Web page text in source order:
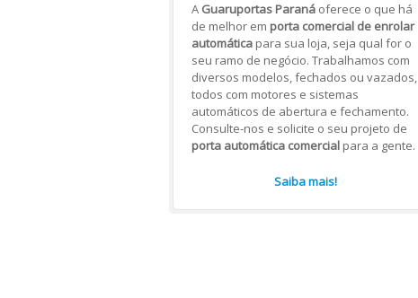
A Guaruportas Paranáoferece o que há
de melhor em porta comercial de enrolar
automáticapara sua loja, seja qual for o
seu ramo de negócio. Trabalhamos com
diversos modelos, fechados ou vazados,
todos com motores e sistemas
automáticos de abertura e fechamento.
Consulte-nos e solicite o seu projeto de
porta automática comercialpara a gente.
Saiba mais!